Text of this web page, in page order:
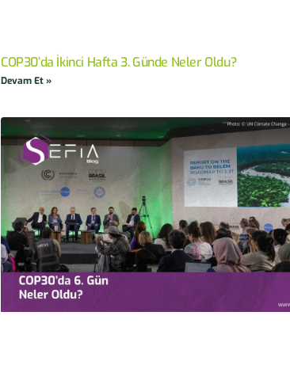
COP30’da İkinci Hafta 3. Günde Neler Oldu?
Devam Et »